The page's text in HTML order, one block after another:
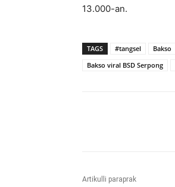
13.000-an.
TAGS #tangsel Bakso
Bakso viral BSD Serpong
Artikulli paraprak